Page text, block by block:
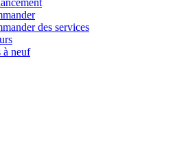
des services
à neuf